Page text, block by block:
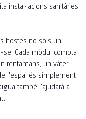
instal·lacions sanitàries
hostes no sols un
Cada mòdul compta
rentamans, un vàter i
l'espai és simplement
també l'ajudarà a